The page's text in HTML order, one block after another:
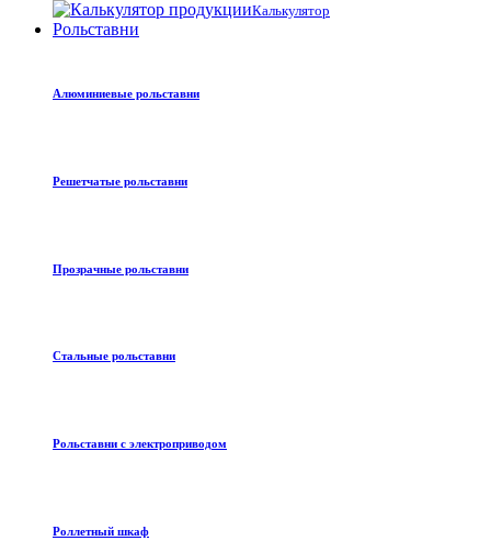
Калькулятор
Рольставни
Алюминиевые рольставни
Решетчатые рольставни
Прозрачные рольставни
Стальные рольставни
Рольставни с электроприводом
Роллетный шкаф